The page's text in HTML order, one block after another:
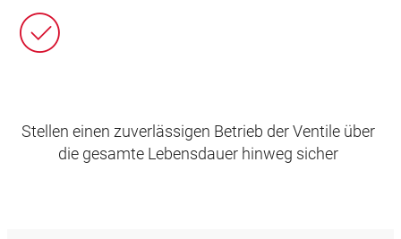
Stellen einen zuverlässigen Betrieb der Ventile über
die gesamte Lebensdauer hinweg sicher